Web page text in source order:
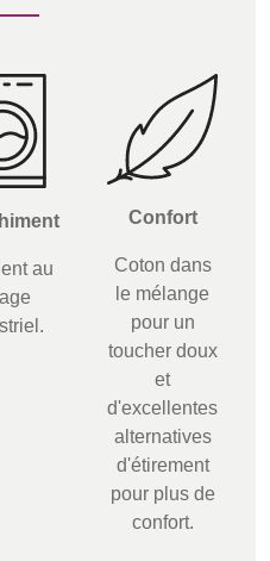
au
Confort
Coton dans
le mélange
pour un
toucher doux
et
d'excellentes
alternatives
d'étirement
pour plus de
confort.